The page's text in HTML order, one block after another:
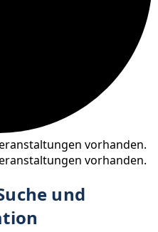
vorhanden.
vorhanden.
und